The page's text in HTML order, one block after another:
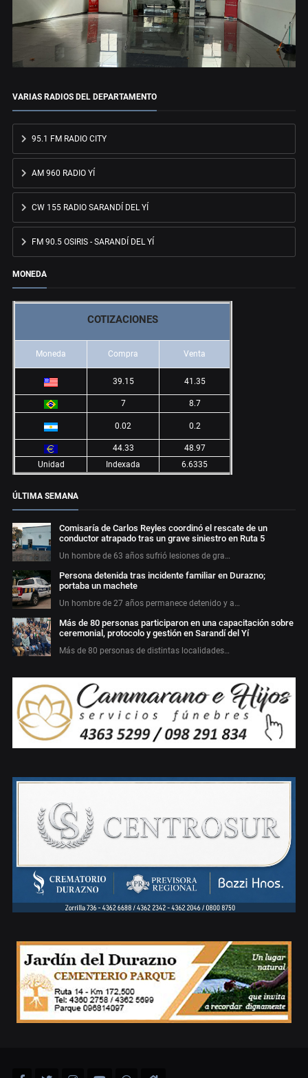
VARIAS RADIOS DEL DEPARTAMENTO
95.1 FM RADIO CITY
AM 960 RADIO YÍ
CW 155 RADIO SARANDÍ DEL YÍ
FM 90.5 OSIRIS - SARANDÍ DEL YÍ
MONEDA
COTIZACIONES
Moneda Compra Venta
39.15 41.35
7 8.7
0.02 0.2
44.33
48.97
Unidad
Indexada 6.6335
ÚLTIMA SEMANA
Comisaría de Carlos Reyles coordinó el rescate de un
conductor atrapado tras un grave siniestro en Ruta 5
Un hombre de 63 años sufrió lesiones de gra…
Persona detenida tras incidente familiar en Durazno;
portaba un machete
Un hombre de 27 años permanece detenido y a…
Más de 80 personas participaron en una capacitación sobre
ceremonial, protocolo y gestión en Sarandí del Yí
Más de 80 personas de distintas localidades…